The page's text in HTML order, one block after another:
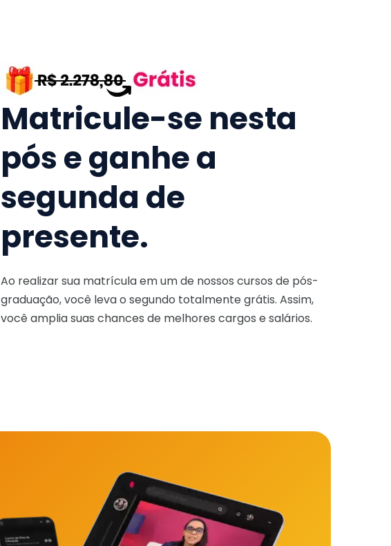
Matricule-se nesta
pós e ganhe a
segunda de
presente.
Ao realizar sua matrícula em um de nossos cursos de pós-
graduação, você leva o segundo totalmente grátis. Assim,
você amplia suas chances de melhores cargos e salários.